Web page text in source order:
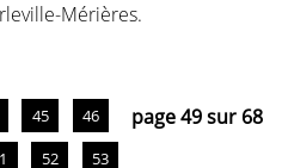
Mérières.
page 49 sur 68
45
46
52
53